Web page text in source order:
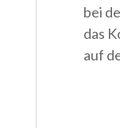
bei
das
auf